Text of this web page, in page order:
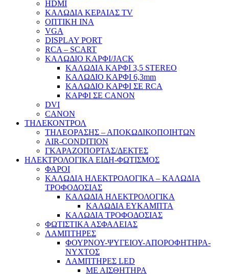
HDMI
ΚΑΛΩΔΙΑ ΚΕΡΑΙΑΣ TV
ΟΠΤΙΚΗ ΙΝΑ
VGA
DISPLAY PORT
RCA – SCART
ΚΑΛΩΔΙΟ ΚΑΡΦΙ/JACK
ΚΑΛΩΔΙΑ ΚΑΡΦΙ 3,5 STEREO
ΚΑΛΩΔΙΟ ΚΑΡΦΙ 6,3mm
ΚΑΛΩΔΙΟ ΚΑΡΦΙ ΣΕ RCA
ΚΑΡΦΙ ΣΕ CANON
DVI
CANON
ΤΗΛΕΚΟΝΤΡΟΛ
ΤΗΛΕΟΡΑΣΗΣ – ΑΠΟΚΩΔΙΚΟΠΟΙΗΤΩΝ
AIR-CONDITION
ΓΚΑΡΑΖΟΠΟΡΤΑΣ/ΔΕΚΤΕΣ
ΗΛΕΚΤΡΟΛΟΓΙΚΑ ΕΙΔΗ-ΦΩΤΙΣΜΟΣ
ΦΑΡΟΙ
ΚΑΛΩΔΙΑ ΗΛΕΚΤΡΟΛΟΓΙΚΑ – ΚΑΛΩΔΙΑ
ΤΡΟΦΟΔΟΣΙΑΣ
ΚΑΛΩΔΙΑ ΗΛΕΚΤΡΟΛΟΓΙΚΑ
ΚΑΛΩΔΙΑ ΕΥΚΑΜΠΤΑ
ΚΑΛΩΔΙΑ ΤΡΟΦΟΔΟΣΙΑΣ
ΦΩΤΙΣΤΙΚΑ ΑΣΦΑΛΕΙΑΣ
ΛΑΜΠΤΗΡΕΣ
ΦΟΥΡΝΟΥ-ΨΥΓΕΙΟΥ-ΑΠΟΡΟΦΗΤΗΡΑ-
ΝΥΧΤΟΣ
ΛΑΜΠΤΗΡΕΣ LED
ΜΕ ΑΙΣΘΗΤΗΡΑ